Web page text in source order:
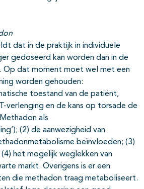
dat in de praktijk in individuele
gedoseerd kan worden dan in de
Op dat moment moet wel met een
worden gehouden:
toestand van de patiënt,
verlenging en de kans op torsade de
als
(2) de aanwezigheid van
beïnvloeden; (3)
het mogelijk weglekken van
markt. Overigens is er een
die methadon traag metaboliseert.